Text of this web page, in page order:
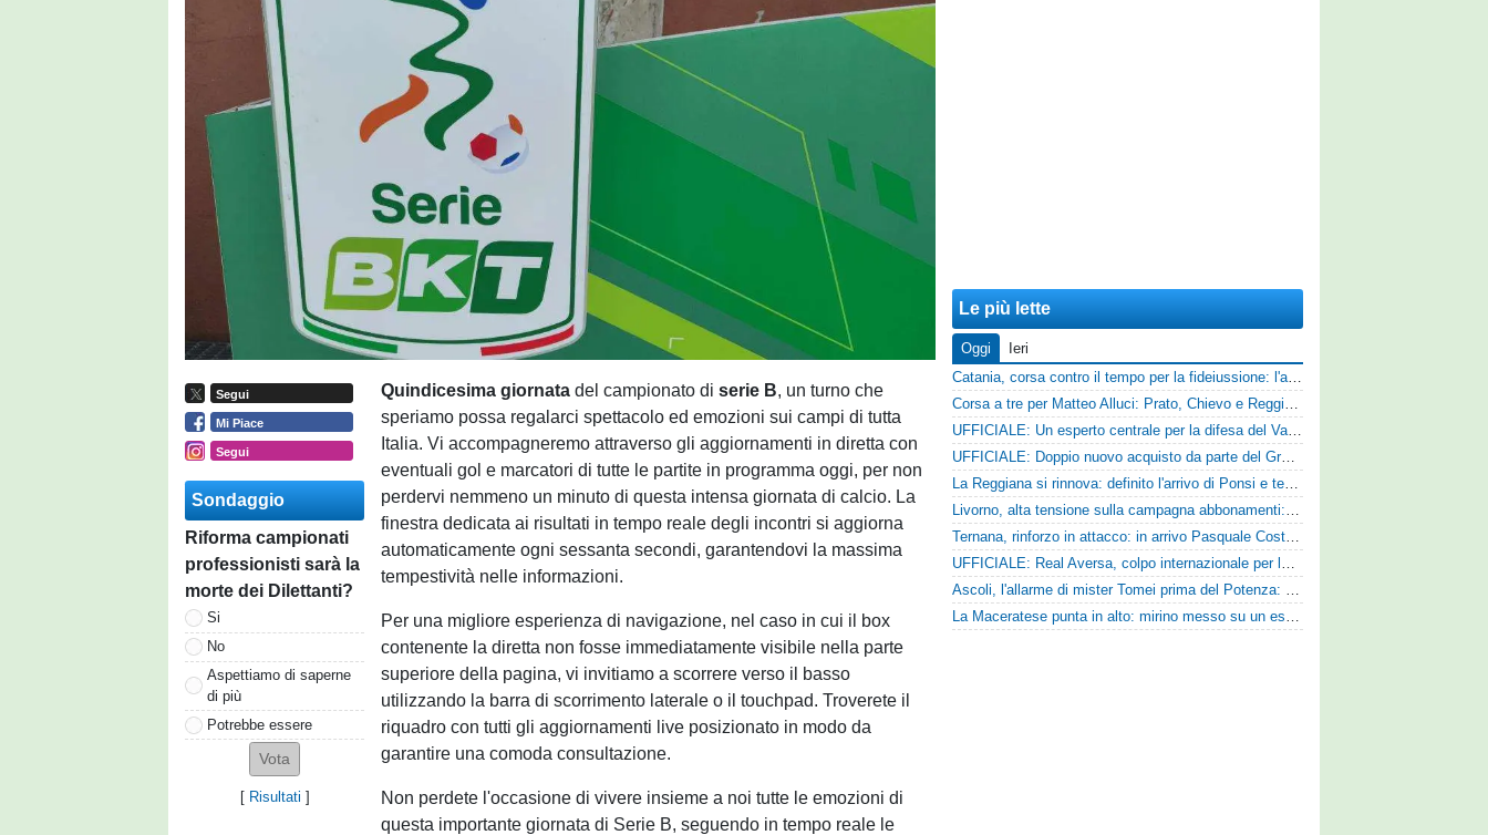
Segui
Mi Piace
Segui
Sondaggio
Riforma campionati
professionisti sarà la
morte dei Dilettanti?
Si
No
Aspettiamo di saperne
di più
Potrebbe essere
[ Risultati ]
Quindicesima giornatadel campionato diserie B, un turno che
speriamo possa regalarci spettacolo ed emozioni sui campi di tutta
Italia. Vi accompagneremo attraverso gli aggiornamenti in diretta con
eventuali gol e marcatori di tutte le partite in programma oggi, per non
perdervi nemmeno un minuto di questa intensa giornata di calcio. La
finestra dedicata ai risultati in tempo reale degli incontri si aggiorna
automaticamente ogni sessanta secondi, garantendovi la massima
tempestività nelle informazioni.
Per una migliore esperienza di navigazione, nel caso in cui il box
contenente la diretta non fosse immediatamente visibile nella parte
superiore della pagina, vi invitiamo a scorrere verso il basso
utilizzando la barra di scorrimento laterale o il touchpad. Troverete il
riquadro con tutti gli aggiornamenti live posizionato in modo da
garantire una comoda consultazione.
Non perdete l'occasione di vivere insieme a noi tutte le emozioni di
questa importante giornata di Serie B, seguendo in tempo reale le
Le più lette
Oggi
Ieri
Catania, corsa contro il tempo per la fideiussione: l'annuncio della società e le ragioni dello slittamento
Corsa a tre per Matteo Alluci: Prato, Chievo e Reggina sul centrocampista
UFFICIALE: Un esperto centrale per la difesa del Vado
UFFICIALE: Doppio nuovo acquisto da parte del Grosseto
La Reggiana si rinnova: definito l'arrivo di Ponsi e test con l'Alcione
Livorno, alta tensione sulla campagna abbonamenti: la stoccata della Curva Nord alla società
Ternana, rinforzo in attacco: in arrivo Pasquale Costanzo dalla Paganese
UFFICIALE: Real Aversa, colpo internazionale per la difesa
Ascoli, l'allarme di mister Tomei prima del Potenza: «Mettiamoci l'elmetto, l'obiettivo è la salvezza e non dobbiamo vendere fumo!»
La Maceratese punta in alto: mirino messo su un esperto centrocampista